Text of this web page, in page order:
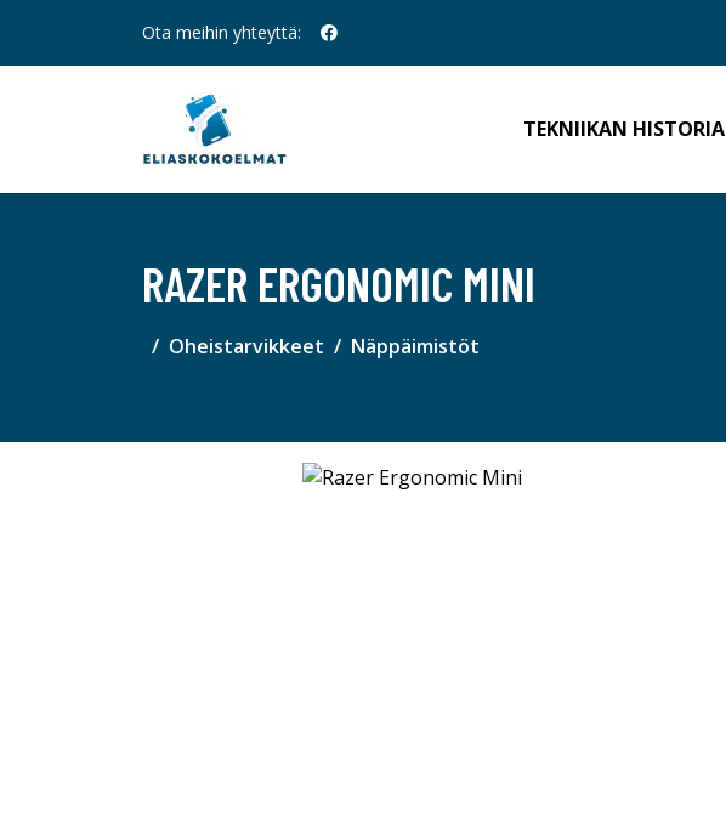
Ota meihin yhteyttä:
TEKNIIKAN HISTORIA
RAZER ERGONOMIC MINI
Oheistarvikkeet Näppäimistöt